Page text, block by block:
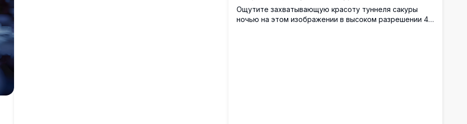
Ощутите захватывающую красоту туннеля сакуры
ночью на этом изображении в высоком разрешении 4K.